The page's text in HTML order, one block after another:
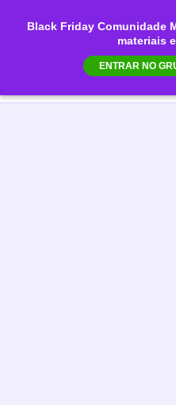
Black Friday Comunidade
materiais
ENTRAR NO
para